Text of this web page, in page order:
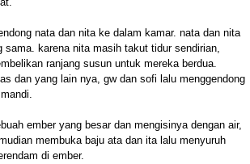
nata dan nita ke dalam kamar. nata dan nita
sama. karena nita masih takut tidur sendirian,
ranjang susun untuk mereka berdua.
dan yang lain nya, gw dan sofi lalu menggendong
ember yang besar dan mengisinya dengan air,
membuka baju ata dan ita lalu menyuruh
di ember.